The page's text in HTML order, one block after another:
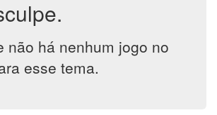
não há nenhum jogo no
esse tema.